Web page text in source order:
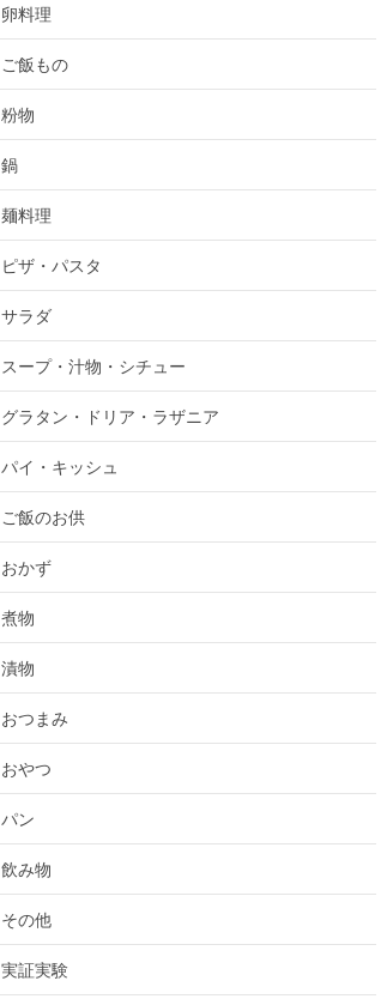
卵料理
ご飯もの
粉物
鍋
麺料理
ピザ・パスタ
サラダ
スープ・汁物・シチュー
グラタン・ドリア・ラザニア
パイ・キッシュ
ご飯のお供
おかず
煮物
漬物
おつまみ
おやつ
パン
飲み物
その他
実証実験